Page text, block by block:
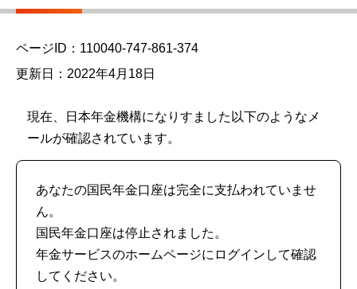
ページID：110040-747-861-374
更新日：2022年4月18日
現在、日本年金機構になりすました以下のようなメ
ールが確認されています。
あなたの国民年金口座は完全に支払われていませ
ん。
国民年金口座は停止されました。
年金サービスのホームページにログインして確認
してください。